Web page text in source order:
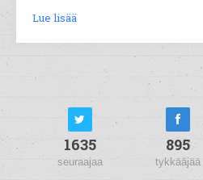
Lue lisää
1635
seuraajaa
895
tykkääjää